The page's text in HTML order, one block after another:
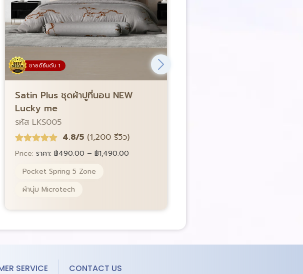
ขายดีอันดับ 1
Satin Plus ชุดผ้าปูที่นอน NEW
Lucky me
รหัส LKS005
4.8/5 (1,200 รีวิว)
Price: ราคา: ฿490.00 – ฿1,490.00
Pocket Spring 5 Zone
ผ้านุ่ม Microtech
SERVICE CONTACT US